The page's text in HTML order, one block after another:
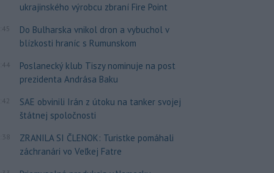
ukrajinského výrobcu zbraní Fire Point
Do Bulharska vnikol dron a vybuchol v
blízkosti hraníc s Rumunskom
Poslanecký klub Tiszy nominuje na post
prezidenta Andrása Baku
SAE obvinili Irán z útoku na tanker svojej
štátnej spoločnosti
ZRANILA SI ČLENOK: Turistke pomáhali
záchranári vo Veľkej Fatre